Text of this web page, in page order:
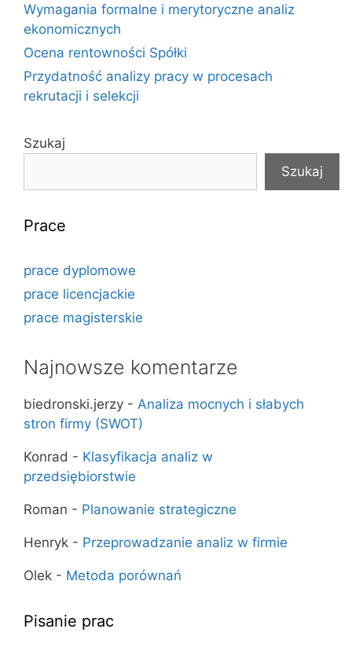
Wymagania formalne i merytoryczne analiz
ekonomicznych
Ocena rentowności Spółki
Przydatność analizy pracy w procesach
rekrutacji i selekcji
Szukaj
Szukaj
Prace
prace dyplomowe
prace licencjackie
prace magisterskie
Najnowsze komentarze
biedronski.jerzy - Analiza mocnych i słabych
stron firmy (SWOT)
Konrad - Klasyfikacja analiz w
przedsiębiorstwie
Roman - Planowanie strategiczne
Henryk - Przeprowadzanie analiz w firmie
Olek - Metoda porównań
Pisanie prac